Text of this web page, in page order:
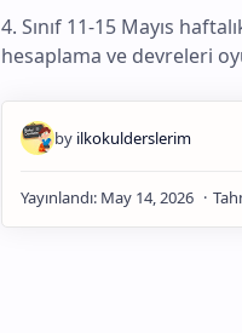
4. Sınıf 11-15 Mayıs
hesaplama ve devreleri